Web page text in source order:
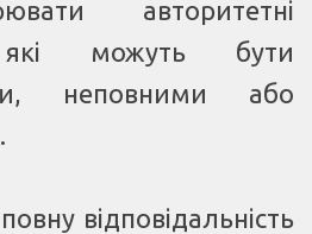
авторитетні
які можуть бути
неповними або
відповідальність